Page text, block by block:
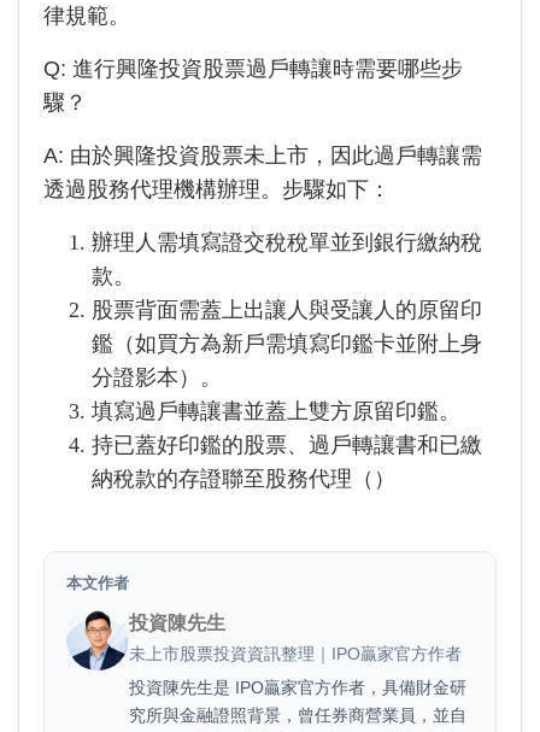
律規範。
Q: 進行興隆投資股票過戶轉讓時需要哪些步
驟？
A: 由於興隆投資股票未上市，因此過戶轉讓需
透過股務代理機構辦理。步驟如下：
辦理人需填寫證交稅稅單並到銀行繳納稅
款。
股票背面需蓋上出讓人與受讓人的原留印
鑑（如買方為新戶需填寫印鑑卡並附上身
分證影本）。
填寫過戶轉讓書並蓋上雙方原留印鑑。
持已蓋好印鑑的股票、過戶轉讓書和已繳
納稅款的存證聯至股務代理（ ）
本文作者
投資陳先生
未上市股票投資資訊整理｜IPO贏家官方作者
投資陳先生是 IPO贏家官方作者，具備財金研
究所與金融證照背景，曾任券商營業員，並自